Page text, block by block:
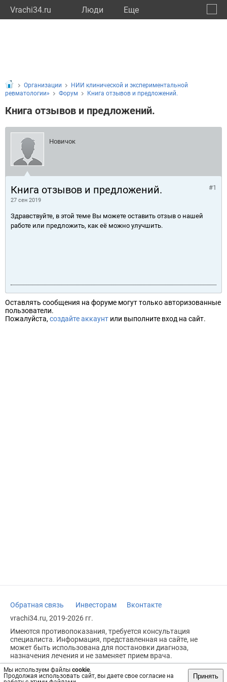
Vrachi34.ru Люди Eще
Мы используем файлы cookie.
Продолжая использовать сайт, вы даете свое согласие на
Принять
Организации
НИИ клинической и экспериментальной
ревматологии»
Форум Книга отзывов и предложений.
Книга отзывов и предложений.
Новичок
Книга отзывов и предложений.
27 сен 2019
#1
Здравствуйте, в этой теме Вы можете оставить отзыв о нашей
работе или предложить, как её можно улучшить.
Оставлять сообщения на форуме могут только авторизованные
пользователи.
Пожалуйста, создайте аккаунт или выполните вход на сайт.
Обратная связь Инвесторам
Вконтакте
vrachi34.ru, 2019-2026 гг.
Имеются противопоказания, требуется консультация
специалиста. Информация, представленная на сайте, не
может быть использована для постановки диагноза,
назначения лечения и не заменяет прием врача.
Возрастное ограничение: 18+